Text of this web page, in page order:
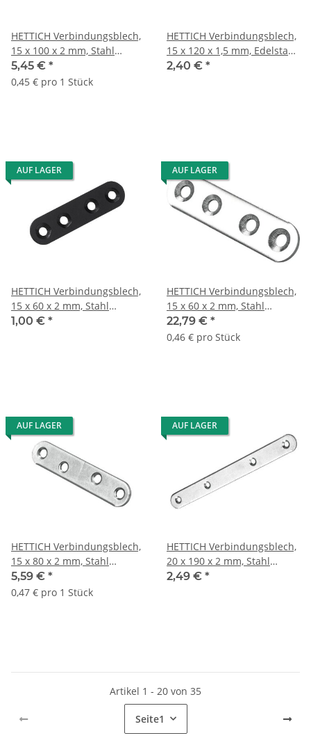
HETTICH Verbindungsblech,
15 x 100 x 2 mm, Stahl
verzinkt, 12 Stück
5,45 € *
0,45 € pro 1 Stück
HETTICH Verbindungsblech,
15 x 120 x 1,5 mm, Edelstahl
matt
2,40 € *
AUF LAGER
HETTICH Verbindungsblech,
15 x 60 x 2 mm, Stahl
pulverbeschichtet, schwarz
1,00 € *
AUF LAGER
HETTICH Verbindungsblech,
15 x 60 x 2 mm, Stahl
verzinkt, 50 Stück
22,79 € *
0,46 € pro Stück
AUF LAGER
HETTICH Verbindungsblech,
15 x 80 x 2 mm, Stahl
verzinkt, 12 Stück
5,59 € *
0,47 € pro 1 Stück
AUF LAGER
HETTICH Verbindungsblech,
20 x 190 x 2 mm, Stahl
verzinkt
2,49 € *
Artikel 1 - 20 von 35
Seite1